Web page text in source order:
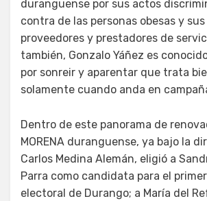
duranguense por sus actos
contra de las personas obesas y
proveedores y prestadores de
también, Gonzalo Yáñez es
por sonreir y aparentar que trata
solamente cuando anda en
Dentro de este panorama de
MORENA duranguense, ya bajo la
Carlos Medina Alemán, eligió a
Parra como candidata para el
electoral de Durango; a María del